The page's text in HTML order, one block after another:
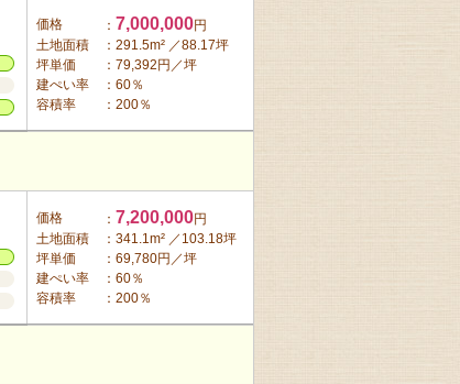
価格 ： 7,000,000円
土地面積
：291.5m² ／88.17坪
坪単価
：79,392円／坪
建ぺい率
：60％
容積率
：200％
価格 ： 7,200,000円
土地面積
：341.1m² ／103.18坪
坪単価
：69,780円／坪
建ぺい率
：60％
容積率
：200％